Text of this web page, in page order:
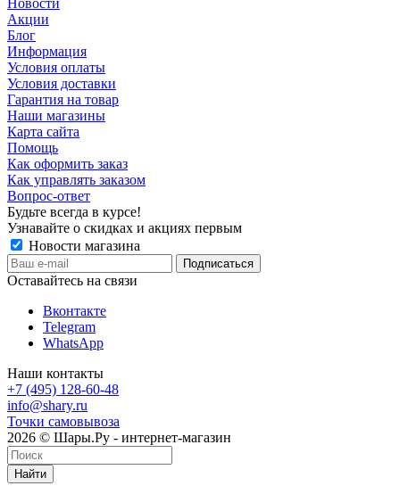
Новости
Акции
Блог
Информация
Условия оплаты
Условия доставки
Гарантия на товар
Наши магазины
Карта сайта
Помощь
Как оформить заказ
Как управлять заказом
Вопрос-ответ
Будьте всегда в курсе!
Узнавайте о скидках и акциях первым
Новости магазина
Оставайтесь на связи
Вконтакте
Telegram
WhatsApp
Наши контакты
+7 (495) 128-60-48
info@shary.ru
Точки самовывоза
2026 © Шары.Ру - интернет-магазин
Найти